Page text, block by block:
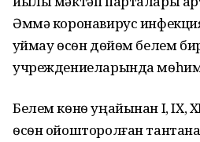
Әммә коронавирус
ҡуймау ѳсѳн дѳйѳм белем
учреждениеларында мѳһим
Белем кѳнѳ уңайынан I, IX,
ѳсѳн ойошторолған